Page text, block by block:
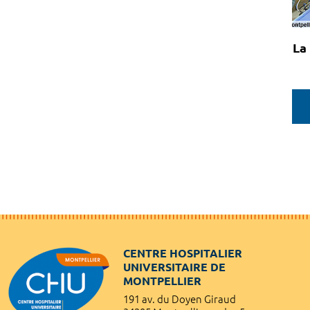
CENTRE HOSPITALIER
UNIVERSITAIRE DE
MONTPELLIER
191 av. du Doyen Giraud